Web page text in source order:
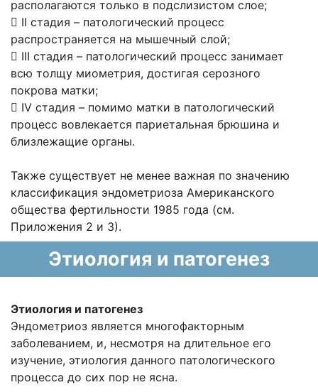
располагаются только в подслизистом слое;
 II cтадия – патологический процесс
распространяется на мышечный слой;
 III cтадия – патологический процесс занимает
всю толщу миометрия, достигая серозного
покрова матки;
 IV cтадия – помимо матки в патологический
процесс вовлекается париетальная брюшина и
близлежащие органы.
Также существует не менее важная по значению
классификация эндометриоза Американского
общества фертильности 1985 года (см.
Приложения 2 и 3).
Этиология и патогенез
Этиология и патогенез
Эндометриоз является многофакторным
заболеванием, и, несмотря на длительное его
изучение, этиология данного патологического
процесса до сих пор не ясна.